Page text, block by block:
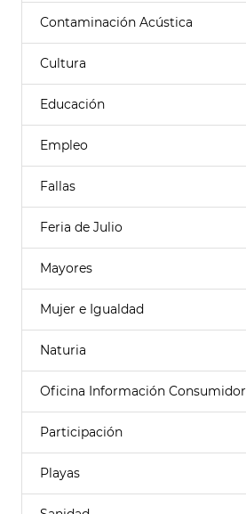
Contaminación Acústica
Cultura
Educación
Empleo
Fallas
Feria de Julio
Mayores
Mujer e Igualdad
Naturia
Oficina Información Consumidor
Participación
Playas